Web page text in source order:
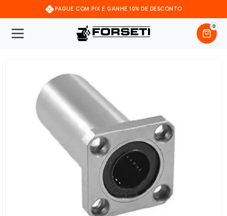
PAGUE COM PIX E GANHE 10% DE DESCONTO
0